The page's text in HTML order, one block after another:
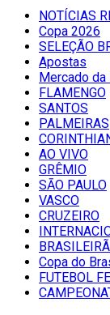
NOTÍCIAS
Copa 2026
SELEÇÃO
Apostas
Mercado da
FLAMENGO
SANTOS
PALMEIRAS
AO VIVO
GRÊMIO
SĀO PAULO
VASCO
CRUZEIRO
Copa do
FUTEBOL